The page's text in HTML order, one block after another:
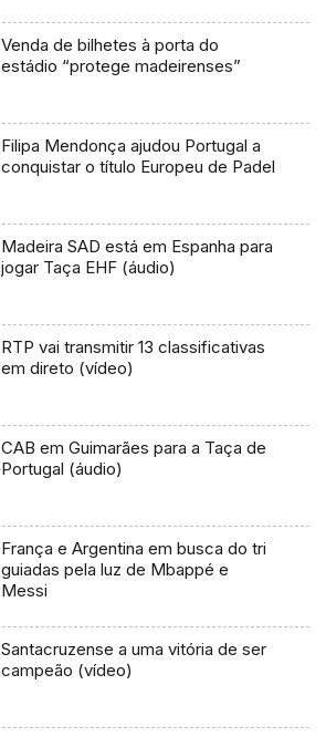
Venda de bilhetes à porta do
estádio “protege madeirenses”
Filipa Mendonça ajudou Portugal a
conquistar o título Europeu de Padel
Madeira SAD está em Espanha para
jogar Taça EHF (áudio)
RTP vai transmitir 13 classificativas
em direto (vídeo)
CAB em Guimarães para a Taça de
Portugal (áudio)
França e Argentina em busca do tri
guiadas pela luz de Mbappé e
Messi
Santacruzense a uma vitória de ser
campeão (vídeo)